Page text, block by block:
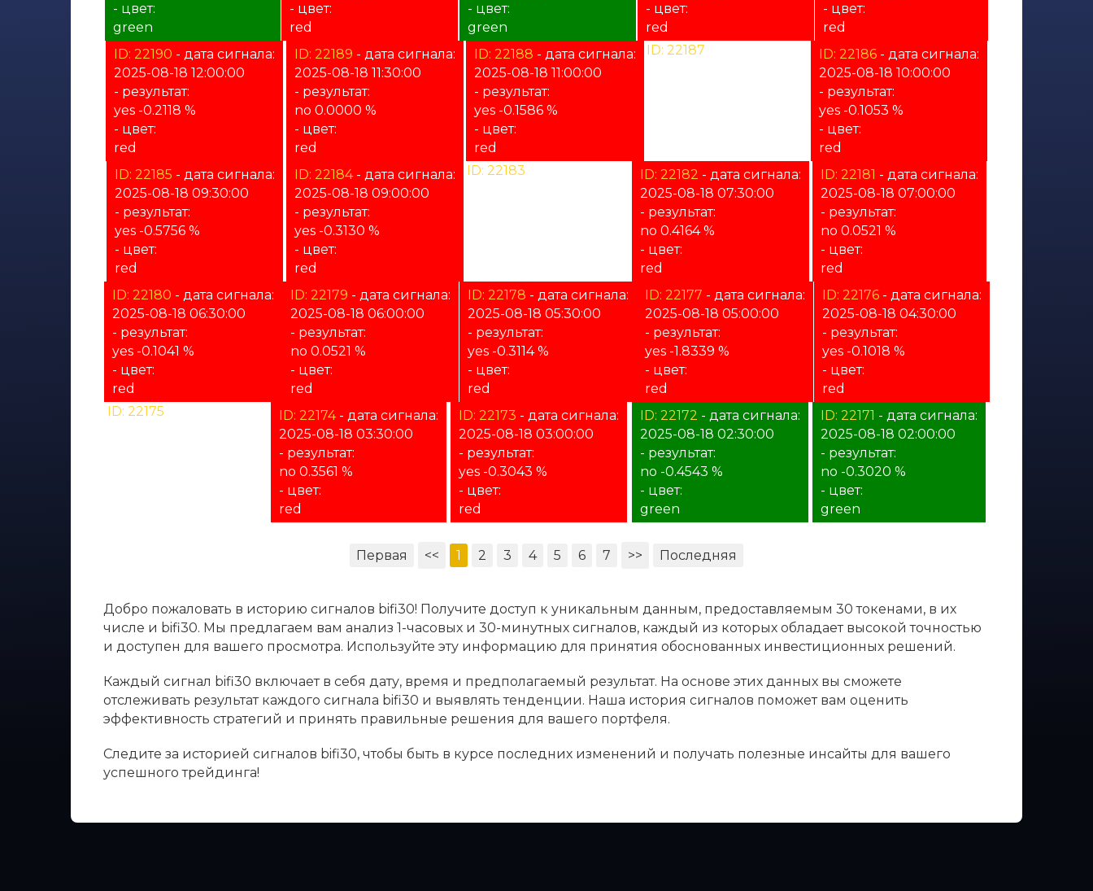
- цвет:
green
- цвет:
red
- цвет:
green
- цвет:
red
- цвет:
red
ID: 22190 - дата сигнала:
2025-08-18 12:00:00
- результат:
yes -0.2118 %
- цвет:
red
ID: 22189 - дата сигнала:
2025-08-18 11:30:00
- результат:
no 0.0000 %
- цвет:
red
ID: 22188 - дата сигнала:
2025-08-18 11:00:00
- результат:
yes -0.1586 %
- цвет:
red
ID: 22187 ID: 22186- дата сигнала:
2025-08-18 10:00:00
- результат:
yes -0.1053 %
- цвет:
red
ID: 22185 - дата сигнала:
2025-08-18 09:30:00
- результат:
yes -0.5756 %
- цвет:
red
ID: 22184- дата сигнала:
2025-08-18 09:00:00
- результат:
yes -0.3130 %
- цвет:
red
ID: 22183 ID: 22182 - дата сигнала:
2025-08-18 07:30:00
- результат:
no 0.4164 %
- цвет:
red
ID: 22181 - дата сигнала:
2025-08-18 07:00:00
- результат:
no 0.0521 %
- цвет:
red
ID: 22180 - дата сигнала:
2025-08-18 06:30:00
- результат:
yes -0.1041 %
- цвет:
red
ID: 22179 - дата сигнала:
2025-08-18 06:00:00
- результат:
no 0.0521 %
- цвет:
red
ID: 22178 - дата сигнала:
2025-08-18 05:30:00
- результат:
yes -0.3114 %
- цвет:
red
ID: 22177 - дата сигнала:
2025-08-18 05:00:00
- результат:
yes -1.8339 %
- цвет:
red
ID: 22176- дата сигнала:
2025-08-18 04:30:00
- результат:
yes -0.1018 %
- цвет:
red
ID: 22175
ID: 22174- дата сигнала:
2025-08-18 03:30:00
- результат:
no 0.3561 %
- цвет:
red
ID: 22173 - дата сигнала:
2025-08-18 03:00:00
- результат:
yes -0.3043 %
- цвет:
red
ID: 22172 - дата сигнала:
2025-08-18 02:30:00
- результат:
no -0.4543 %
- цвет:
green
ID: 22171 - дата сигнала:
2025-08-18 02:00:00
- результат:
no -0.3020 %
- цвет:
green
Первая << 1 2 3 4 5 6 7 >> Последняя
Добро пожаловать в историю сигналов bifi30! Получите доступ к уникальным данным, предоставляемым 30 токенами, в их
числе и bifi30. Мы предлагаем вам анализ 1-часовых и 30-минутных сигналов, каждый из которых обладает высокой точностью
и доступен для вашего просмотра. Используйте эту информацию для принятия обоснованных инвестиционных решений.
Каждый сигнал bifi30 включает в себя дату, время и предполагаемый результат. На основе этих данных вы сможете
отслеживать результат каждого сигнала bifi30 и выявлять тенденции. Наша история сигналов поможет вам оценить
эффективность стратегий и принять правильные решения для вашего портфеля.
Следите за историей сигналов bifi30, чтобы быть в курсе последних изменений и получать полезные инсайты для вашего
успешного трейдинга!